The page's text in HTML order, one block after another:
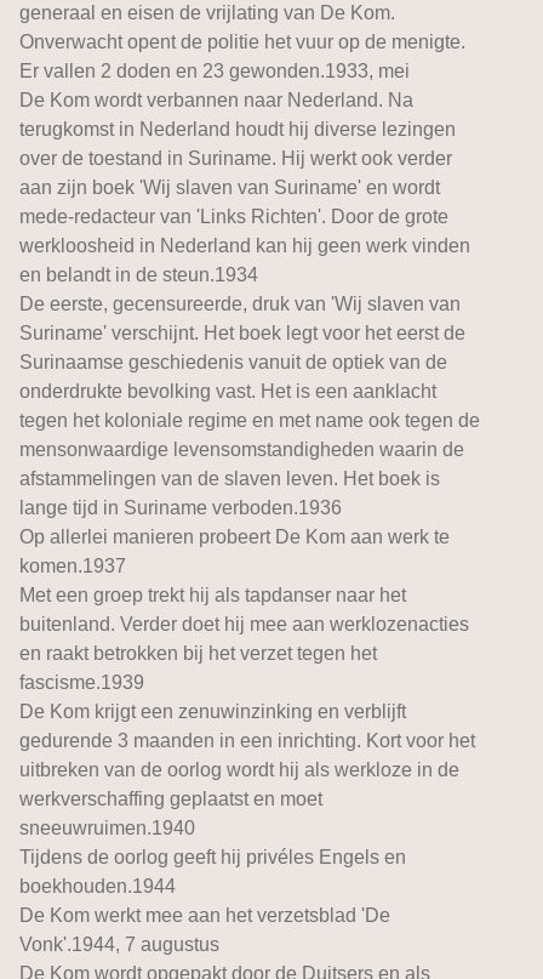
generaal en eisen de vrijlating van De Kom.
Onverwacht opent de politie het vuur op de menigte.
Er vallen 2 doden en 23 gewonden.1933, mei
De Kom wordt verbannen naar Nederland. Na
terugkomst in Nederland houdt hij diverse lezingen
over de toestand in Suriname. Hij werkt ook verder
aan zijn boek 'Wij slaven van Suriname' en wordt
mede-redacteur van 'Links Richten'. Door de grote
werkloosheid in Nederland kan hij geen werk vinden
en belandt in de steun.1934
De eerste, gecensureerde, druk van 'Wij slaven van
Suriname' verschijnt. Het boek legt voor het eerst de
Surinaamse geschiedenis vanuit de optiek van de
onderdrukte bevolking vast. Het is een aanklacht
tegen het koloniale regime en met name ook tegen de
mensonwaardige levensomstandigheden waarin de
afstammelingen van de slaven leven. Het boek is
lange tijd in Suriname verboden.1936
Op allerlei manieren probeert De Kom aan werk te
komen.1937
Met een groep trekt hij als tapdanser naar het
buitenland. Verder doet hij mee aan werklozenacties
en raakt betrokken bij het verzet tegen het
fascisme.1939
De Kom krijgt een zenuwinzinking en verblijft
gedurende 3 maanden in een inrichting. Kort voor het
uitbreken van de oorlog wordt hij als werkloze in de
werkverschaffing geplaatst en moet
sneeuwruimen.1940
Tijdens de oorlog geeft hij privéles Engels en
boekhouden.1944
De Kom werkt mee aan het verzetsblad 'De
Vonk'.1944, 7 augustus
De Kom wordt opgepakt door de Duitsers en als